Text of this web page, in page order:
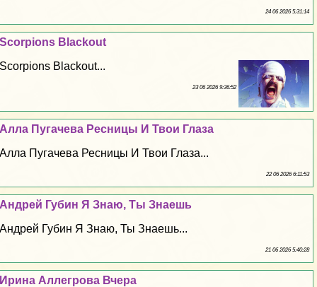
24 06 2026 5:31:14
Scorpions Blackout
Scorpions Blackout...
23 06 2026 9:36:52
Алла Пугачева Ресницы И Твои Глаза
Алла Пугачева Ресницы И Твои Глаза...
22 06 2026 6:11:53
Андрей Губин Я Знаю, Ты Знаешь
Андрей Губин Я Знаю, Ты Знаешь...
21 06 2026 5:40:28
Ирина Аллегрова Вчера